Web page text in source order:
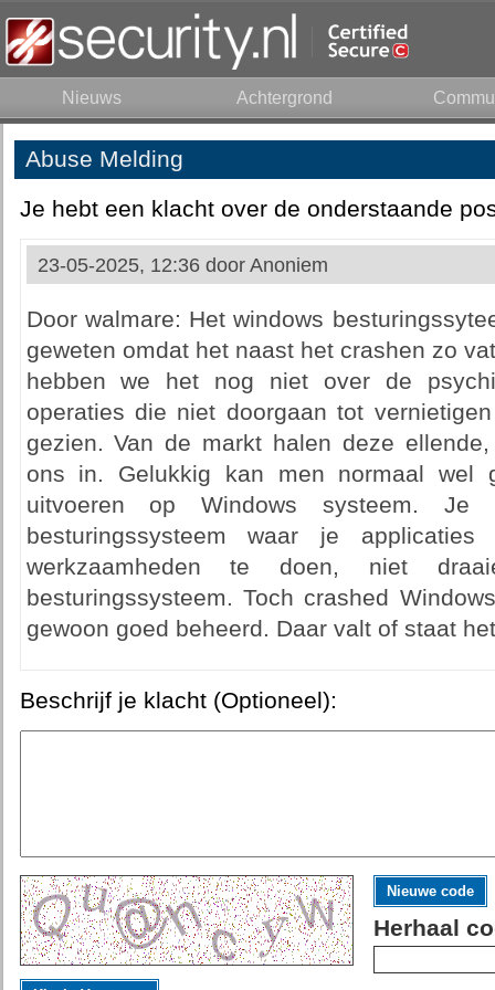
Nieuws Achtergrond
Abuse Melding
Je hebt een klacht over de onderstaande
23-05-2025, 12:36 door Anoniem
Door walmare: Het windows
geweten omdat het naast het crashen zo
hebben we het nog niet over de
operaties die niet doorgaan tot
gezien. Van de markt halen deze
ons in. Gelukkig kan men normaal wel
uitvoeren op Windows systeem.
besturingssysteem waar je
werkzaamheden te doen, niet
besturingssysteem. Toch crashed
gewoon goed beheerd. Daar valt of staat
Beschrijf je klacht (Optioneel):
Nieuwe code
Herhaal